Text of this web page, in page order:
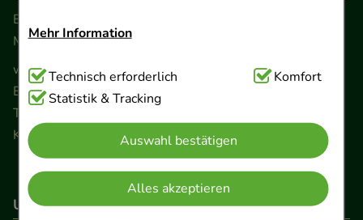
Mehr Information
Technisch Notwendig:Hierbei handelt es sich um
Cookies, die für die Grundfunktionen unserer
Website notwendig sind (z.B. Navigation,
Warenkorb, Kundenkonto), weshalb auf diese nicht
verzichtet werden kann.
Komfort:Diese Cookies werden genutzt um das
Technisch erforderlich
Komfort
Statistik & Tracking
Auswahl bestätigen
Alles akzeptieren
Beratung und Kundenservice:
Montag - Freitag von 9.00 bis 17.00 Uhr
www.ApoSalis.de
· E-Mail:info@ApoSalis.de
Ernst-August-Platz 2 · 30159 Hannover
Telefon 0511 89 71 80 0 · Fax 0511 89 71 80 11
Kontaktformular
Unser Versanddienstleister